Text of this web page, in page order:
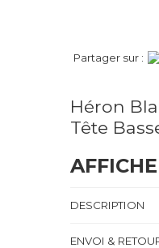
Partager sur :
Héron
Tête
DESCRIPTION
ENVOI &